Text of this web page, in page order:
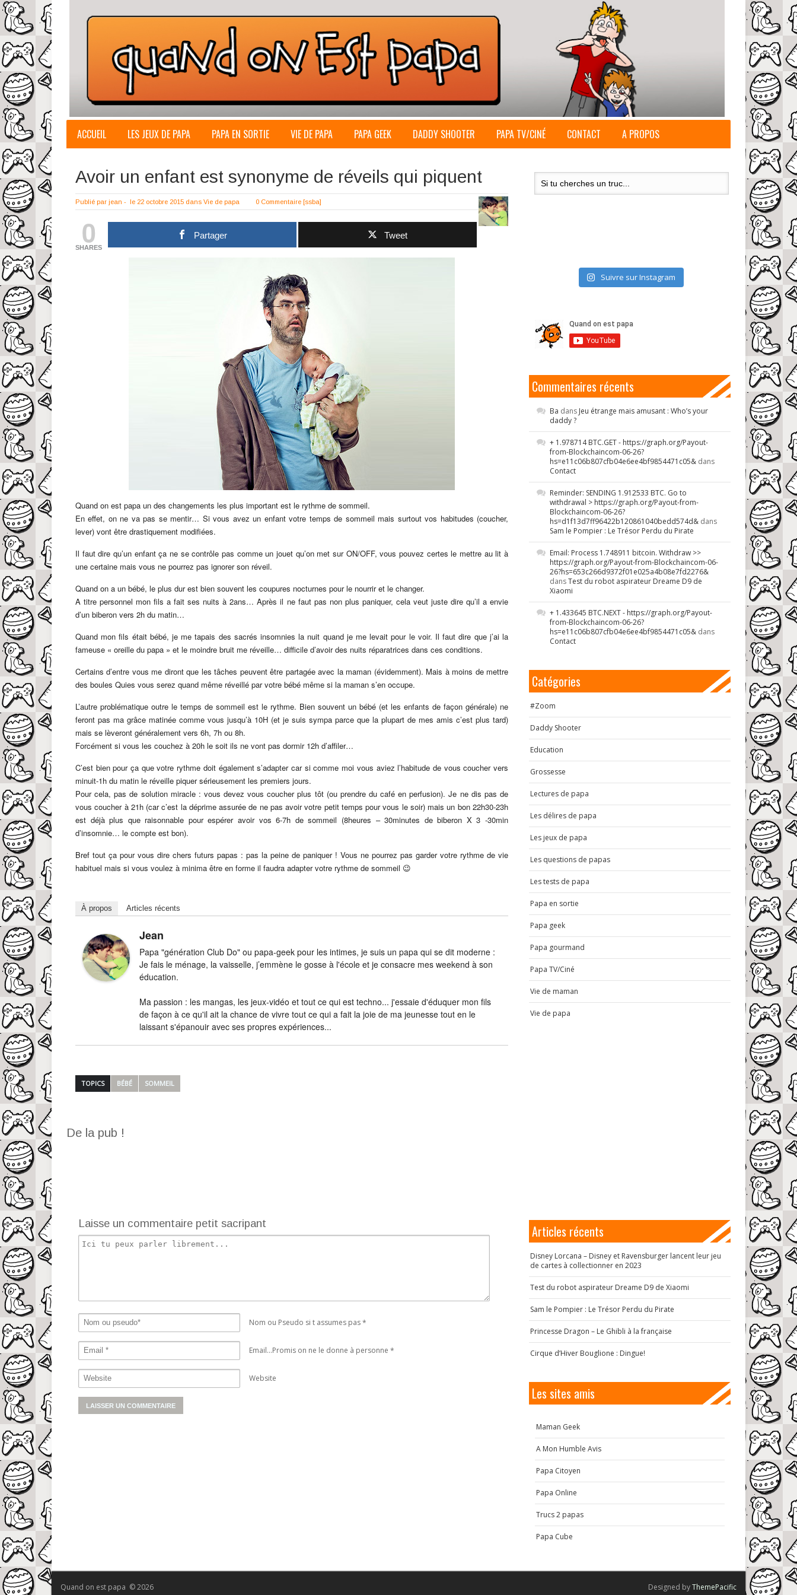
ACCUEIL LES JEUX DE PAPA PAPA EN SORTIE VIE DE PAPA PAPA GEEK DADDY SHOOTER PAPA TV/CINÉ CONTACT A PROPOS
Avoir un enfant est synonyme de réveils qui piquent
Publié par jean - le 22 octobre 2015 dans Vie de papa 0 Commentaire [ssba]
0
SHARES
Partager Tweet
Quand on est papa un des changements les plus important est le rythme de sommeil.
En effet, on ne va pas se mentir… Si vous avez un enfant votre temps de sommeil mais surtout vos habitudes (coucher,
lever) vont être drastiquement modifiées.
Il faut dire qu’un enfant ça ne se contrôle pas comme un jouet qu’on met sur ON/OFF, vous pouvez certes le mettre au lit à
une certaine mais vous ne pourrez pas ignorer son réveil.
Quand on a un bébé, le plus dur est bien souvent les coupures nocturnes pour le nourrir et le changer.
A titre personnel mon fils a fait ses nuits à 2ans… Après il ne faut pas non plus paniquer, cela veut juste dire qu’il a envie
d’un biberon vers 2h du matin…
Quand mon fils était bébé, je me tapais des sacrés insomnies la nuit quand je me levait pour le voir. Il faut dire que j’ai la
fameuse « oreille du papa » et le moindre bruit me réveille… difficile d’avoir des nuits réparatrices dans ces conditions.
Certains d’entre vous me diront que les tâches peuvent être partagée avec la maman (évidemment). Mais à moins de mettre
des boules Quies vous serez quand même réveillé par votre bébé même si la maman s’en occupe.
L’autre problématique outre le temps de sommeil est le rythme. Bien souvent un bébé (et les enfants de façon générale) ne
feront pas ma grâce matinée comme vous jusqu’à 10H (et je suis sympa parce que la plupart de mes amis c’est plus tard)
mais se lèveront généralement vers 6h, 7h ou 8h.
Forcément si vous les couchez à 20h le soit ils ne vont pas dormir 12h d’affiler…
C’est bien pour ça que votre rythme doit également s’adapter car si comme moi vous aviez l’habitude de vous coucher vers
minuit-1h du matin le réveille piquer sérieusement les premiers jours.
Pour cela, pas de solution miracle : vous devez vous coucher plus tôt (ou prendre du café en perfusion). Je ne dis pas de
vous coucher à 21h (car c’est la déprime assurée de ne pas avoir votre petit temps pour vous le soir) mais un bon 22h30-23h
est déjà plus que raisonnable pour espérer avoir vos 6-7h de sommeil (8heures – 30minutes de biberon X 3 -30min
d’insomnie… le compte est bon).
Bref tout ça pour vous dire chers futurs papas : pas la peine de paniquer ! Vous ne pourrez pas garder votre rythme de vie
habituel mais si vous voulez à minima être en forme il faudra adapter votre rythme de sommeil 😉
À propos Articles récents
Jean
Papa "génération Club Do" ou papa-geek pour les intimes, je suis un papa qui se dit moderne :
Je fais le ménage, la vaisselle, j’emmène le gosse à l'école et je consacre mes weekend à son
éducation.
Ma passion : les mangas, les jeux-vidéo et tout ce qui est techno... j'essaie d'éduquer mon fils
de façon à ce qu'il ait la chance de vivre tout ce qui a fait la joie de ma jeunesse tout en le
laissant s'épanouir avec ses propres expériences...
TOPICS BÉBÉ SOMMEIL
De la pub !
Laisse un commentaire petit sacripant
Nom ou Pseudo si t assumes pas*
Email...Promis on ne le donne à personne *
Website
Suivre sur Instagram
Commentaires récents
Ba dans Jeu étrange mais amusant : Who’s your
daddy ?
+ 1.978714 BTC.GET - https://graph.org/Payout-
from-Blockchaincom-06-26?
hs=e11c06b807cfb04e6ee4bf9854471c05& dans
Contact
Reminder: SENDING 1.912533 BTC. Go to
withdrawal > https://graph.org/Payout-from-
Blockchaincom-06-26?
hs=d1f13d7ff96422b120861040bedd574d& dans
Sam le Pompier : Le Trésor Perdu du Pirate
Email: Process 1.748911 bitcoin. Withdraw >>
https://graph.org/Payout-from-Blockchaincom-06-
26?hs=653c266d9372f01e025a4b08e7fd2276&
dansTest du robot aspirateur Dreame D9 de
Xiaomi
+ 1.433645 BTC.NEXT - https://graph.org/Payout-
from-Blockchaincom-06-26?
hs=e11c06b807cfb04e6ee4bf9854471c05& dans
Contact
Catégories
#Zoom
Daddy Shooter
Education
Grossesse
Lectures de papa
Les délires de papa
Les jeux de papa
Les questions de papas
Les tests de papa
Papa en sortie
Papa geek
Papa gourmand
Papa TV/Ciné
Vie de maman
Vie de papa
Articles récents
Disney Lorcana – Disney et Ravensburger lancent leur jeu
de cartes à collectionner en 2023
Test du robot aspirateur Dreame D9 de Xiaomi
Sam le Pompier : Le Trésor Perdu du Pirate
Princesse Dragon – Le Ghibli à la française
Cirque d’Hiver Bouglione : Dingue!
Les sites amis
Maman Geek
A Mon Humble Avis
Papa Citoyen
Papa Online
Trucs 2 papas
Papa Cube
Quand on est papa © 2026 Designed byThemePacific